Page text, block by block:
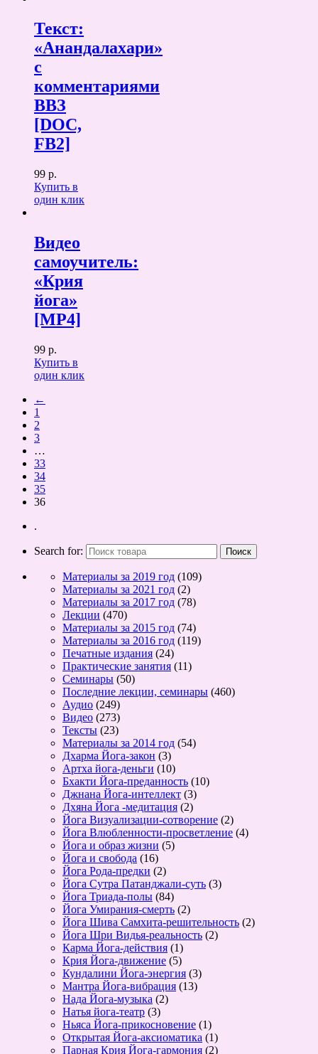
Текст:
«Анандалахари»
с
комментариями
ВВЗ
[DOC,
FB2]
99 р.
Купить в
один клик
Видео
самоучитель:
«Крия
йога»
[MP4]
99 р.
Купить в
один клик
←
1
2
3
…
33
34
35
36
.
Search for:
Материалы за 2019 год (109)
Материалы за 2021 год (2)
Материалы за 2017 год (78)
Лекции (470)
Материалы за 2015 год (74)
Материалы за 2016 год (119)
Печатные издания (24)
Практические занятия (11)
Семинары (50)
Последние лекции, семинары (460)
Аудио (249)
Видео (273)
Тексты (23)
Материалы за 2014 год (54)
Дхарма Йога-закон (3)
Артха йога-деньги (10)
Бхакти Йога-преданность (10)
Джнана Йога-интеллект (3)
Дхяна Йога -медитация (2)
Йога Визуализации-сотворение (2)
Йога Влюбленности-просветление (4)
Йога и образ жизни (5)
Йога и свобода (16)
Йога Рода-предки (2)
Йога Сутра Патанджали-суть (3)
Йога Триада-полы (84)
Йога Умирания-смерть (2)
Йога Шива Самхита-решительность (2)
Йога Шри Видья-реальность (2)
Карма Йога-действия (1)
Крия Йога-движение (5)
Кундалини Йога-энергия (3)
Мантра Йога-вибрация (13)
Нада Йога-музыка (2)
Натья йога-театр (3)
Ньяса Йога-прикосновение (1)
Открытая Йога-аксиоматика (1)
Парная Крия Йога-гармония (2)